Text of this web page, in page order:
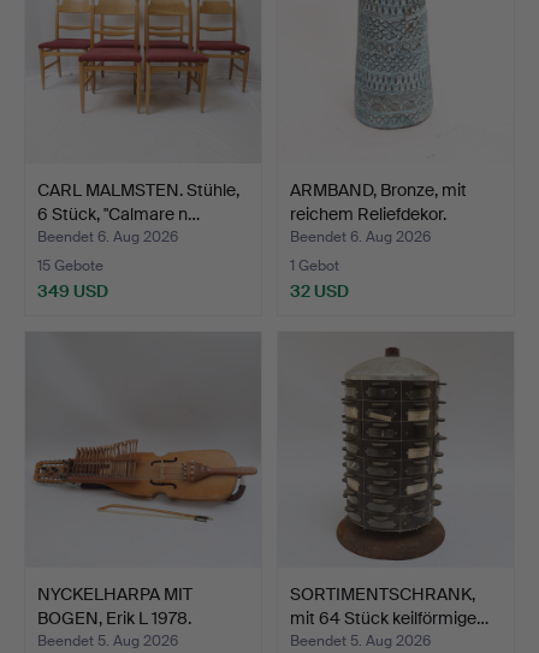
CARL MALMSTEN. Stühle,
6 Stück, "Calmare n…
Beendet 6. Aug 2026
15 Gebote
349 USD
ARMBAND, Bronze, mit
reichem Reliefdekor.
Beendet 6. Aug 2026
1 Gebot
32 USD
NYCKELHARPA MIT
BOGEN, Erik L 1978.
Beendet 5. Aug 2026
SORTIMENTSCHRANK,
mit 64 Stück keilförmige…
Beendet 5. Aug 2026